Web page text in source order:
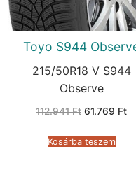
Toyo S944
215/50R18 V S944
Observe
112.941Ft Original
112.941 Ft.
61.769 Ft
Kosárba teszem